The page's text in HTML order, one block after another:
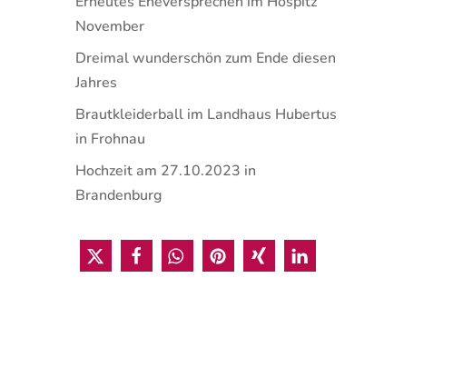
November
Dreimal wunderschön zum Ende diesen
Jahres
Brautkleiderball im Landhaus Hubertus
in Frohnau
Hochzeit am 27.10.2023 in
Brandenburg